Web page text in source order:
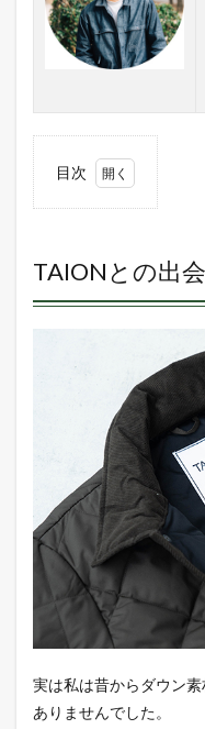
目次
会い
COLLARED
4
MOUNTAIN
DOWN
PANTS
ア
ウトド
アのプ
ぶ、信
頼のダ
TAIONとの出
実は私は昔からダウン
ありませんでした。